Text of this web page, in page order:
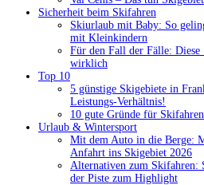
Sicherheit beim Skifahren
Skiurlaub mit Baby: So
mit Kleinkindern
Für den Fall der Fälle: Diese
wirklich
Top 10
5 günstige Skigebiete in
Leistungs-Verhältnis!
10 gute Gründe für
Urlaub & Wintersport
Mit dem Auto in die Berge:
Anfahrt ins Skigebiet 2026
Alternativen zum Skifahren:
der Piste zum Highlight